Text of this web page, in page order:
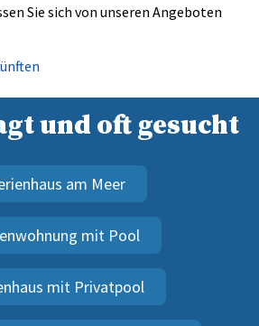
Sie sich von unseren Angeboten
und oft gesucht
am Meer
mit Pool
mit Privatpool